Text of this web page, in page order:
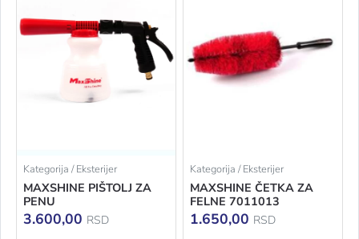
Kategorija / Eksterijer
MAXSHINE PIŠTOLJ ZA
PENU
3.600,00 RSD
Kategorija / Eksterijer
MAXSHINE ČETKA ZA
FELNE 7011013
1.650,00 RSD